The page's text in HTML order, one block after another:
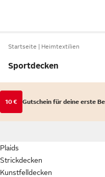
Startseite Heimtextilien
Sportdecken
10 € Gutschein für deine erste
Plaids
Strickdecken
Kunstfelldecken